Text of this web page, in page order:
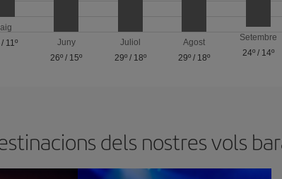
/ 11º
Juny
26º / 15º
Juliol
29º/ 18º
Agost
29º / 18º
Setembre
24º/ 14º
dels nostres vols